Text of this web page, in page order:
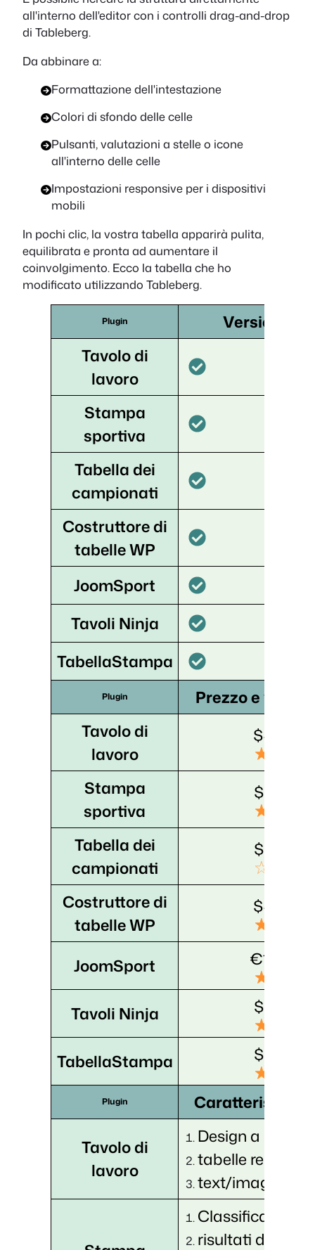
all'interno dell'editor con i controlli drag-and-drop
di Tableberg.
Da abbinare a:
Formattazione dell'intestazione
Colori di sfondo delle celle
Pulsanti, valutazioni a stelle o icone
all'interno delle celle
Impostazioni responsive per i dispositivi
mobili
In pochi clic, la vostra tabella apparirà pulita,
equilibrata e pronta ad aumentare il
coinvolgimento. Ecco la tabella che ho
modificato utilizzando Tableberg.
Plugin
Versione
Tavolo di
lavoro
Stampa
sportiva
Tabella dei
campionati
Costruttore di
tabelle WP
JoomSport
Tavoli Ninja
TabellaStampa
Plugin
Prezzo e
Tavolo di
lavoro
$49/
Stampa
sportiva
$99/
Tabella dei
campionati
$29/
Costruttore di
tabelle WP
$49/
JoomSport €129/
Tavoli Ninja $55/
TabellaStampa $79/
Plugin Caratteristiche
Tavolo di
lavoro
Design a
tabelle reattive,
text/images/
Classifica
risultati delle